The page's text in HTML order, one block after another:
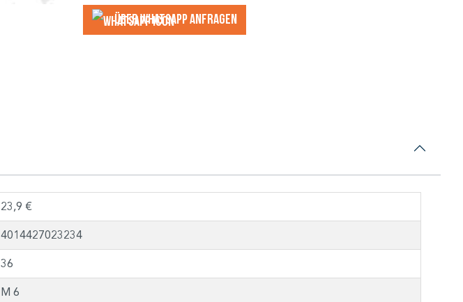
Über WhatsApp anfragеn
23,9 €
4014427023234
36
M 6